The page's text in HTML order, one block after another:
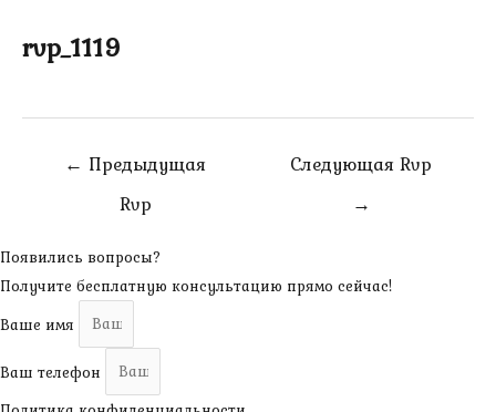
rvp_1119
Навигация
← Предыдущая
Rvp
Следующая Rvp
→
Появились вопросы?
Получите бесплатную консультацию прямо сейчас!
Ваше имя
Ваш телефон